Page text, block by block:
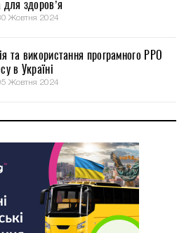
для здоров’я
Жовтня 2024
та використання програмного РРО
в Україні
Жовтня 2024